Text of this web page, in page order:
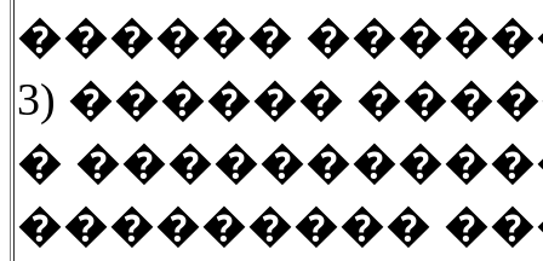
������
3) ������
�
���������